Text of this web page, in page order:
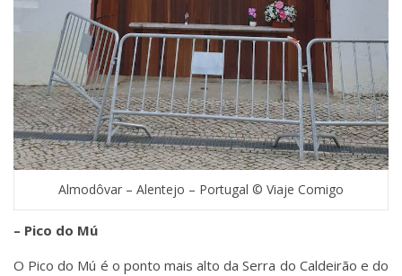
Almodôvar – Alentejo – Portugal © Viaje Comigo
– Pico do Mú
O Pico do Mú é o ponto mais alto da Serra do Caldeirão e do